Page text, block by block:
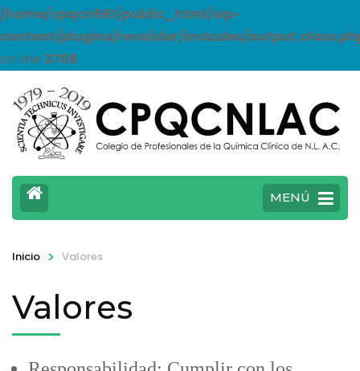
/home/cpqcn681/public_html/wp-
content/plugins/revslider/includes/
on line 3708
MENÚ
Inicio > Valores
Valores